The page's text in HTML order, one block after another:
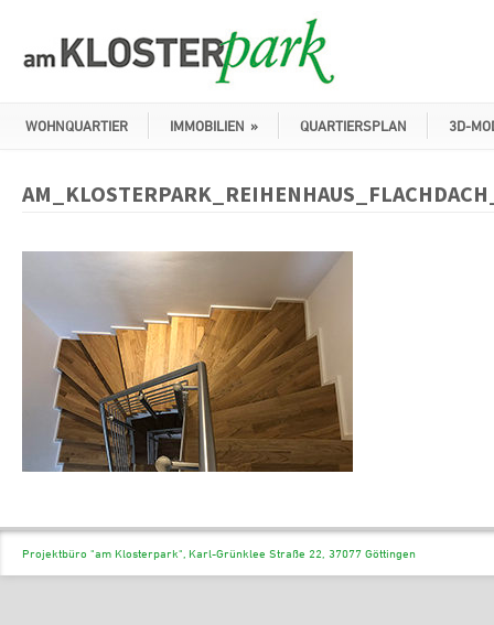
WOHNQUARTIER IMMOBILIEN » QUARTIERSPLAN 3D-
Projektbüro "am Klosterpark", Karl-Grünklee Straße 22, 37077 Göttingen